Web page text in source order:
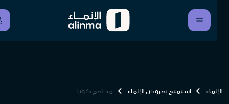
الإنماء استمتع بعروض الإنماء مطعم كويا